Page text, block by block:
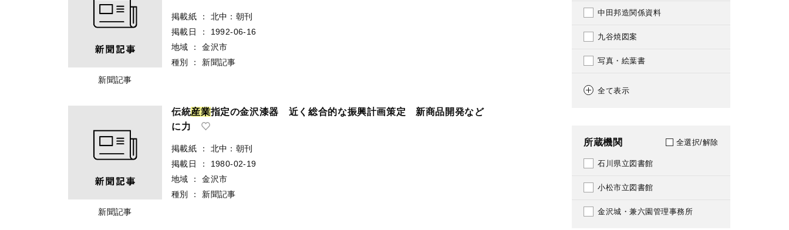
新聞記事
掲載紙 ：
北中：朝刊
掲載日
：
1992-06-16
地域
：
金沢市
種別
： 新聞記事
新聞記事
伝統産業指定の金沢漆器 近く総合的な振興計画策定 新商品開発など
に力
掲載紙 ：
北中：朝刊
掲載日
：
1980-02-19
地域
：
金沢市
種別
： 新聞記事
1816
1820
1822
1823
1833
1835
1836
1838
071
081
100
104
108
中田邦造関係資料
九谷焼図案
写真・絵葉書
金沢市街地写真
全て表示
所蔵機関 全選択/解除
石川県立図書館
小松市立図書館
金沢城・兼六園管理事務所